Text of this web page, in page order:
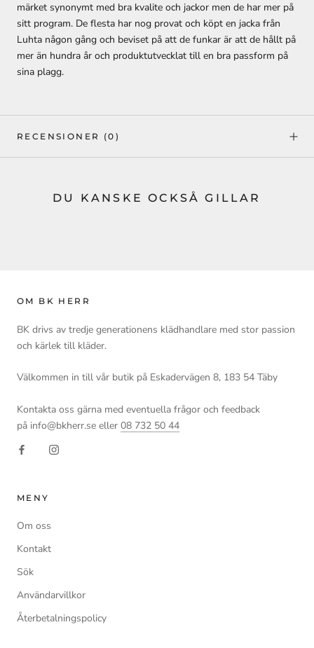
märket synonymt med bra kvalite och jackor men de har mer på
sitt program. De flesta har nog provat och köpt en jacka från
Luhta någon gång och beviset på att de funkar är att de hållt på
mer än hundra år och produktutvecklat till en bra passform på
sina plagg.
RECENSIONER (0)
DU KANSKE OCKSÅ GILLAR
OM BK HERR
BK drivs av tredje generationens klädhandlare med stor passion
och kärlek till kläder.
Välkommen in till vår butik på Eskadervägen 8, 183 54 Täby
Kontakta oss gärna med eventuella frågor och feedback
på info@bkherr.se eller 08 732 50 44
MENY
Om oss
Kontakt
Sök
Användarvillkor
Återbetalningspolicy